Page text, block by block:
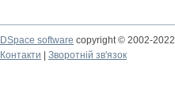
DSpace software copyright © 2002-2022
Контакти
Зворотній зв'язок